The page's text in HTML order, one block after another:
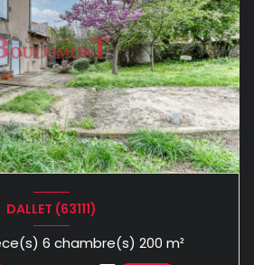
DALLET (63111)
Maison 8 pièce(s) 6 chambre(s) 200 m²